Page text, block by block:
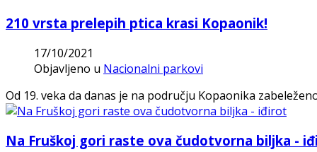
210 vrsta prelepih ptica krasi Kopaonik!
17/10/2021
Objavljeno u Nacionalni parkovi
Od 19. veka da danas je na području Kopaonika
Na Fruškoj gori raste ova čudotvorna biljka -